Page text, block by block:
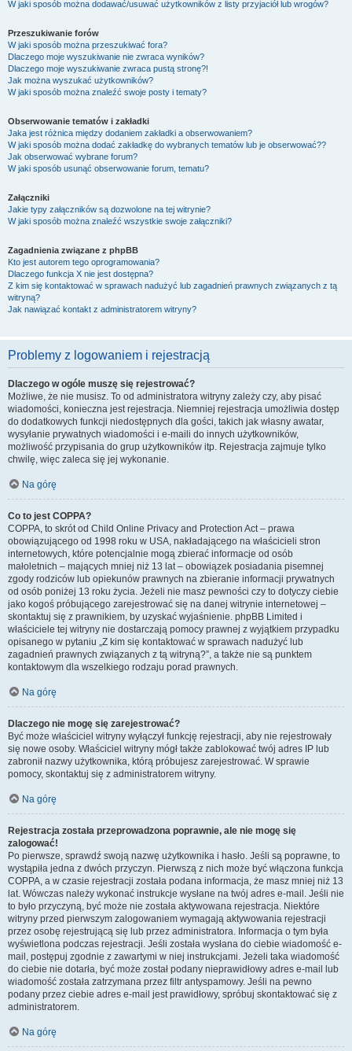
W jaki sposób można dodawać/usuwać użytkowników z listy przyjaciół lub wrogów?
Przeszukiwanie forów
W jaki sposób można przeszukiwać fora?
Dlaczego moje wyszukiwanie nie zwraca wyników?
Dlaczego moje wyszukiwanie zwraca pustą stronę?!
Jak można wyszukać użytkowników?
W jaki sposób można znaleźć swoje posty i tematy?
Obserwowanie tematów i zakładki
Jaka jest różnica między dodaniem zakładki a obserwowaniem?
W jaki sposób można dodać zakładkę do wybranych tematów lub je obserwować??
Jak obserwować wybrane forum?
W jaki sposób usunąć obserwowanie forum, tematu?
Załączniki
Jakie typy załączników są dozwolone na tej witrynie?
W jaki sposób można znaleźć wszystkie swoje załączniki?
Zagadnienia związane z phpBB
Kto jest autorem tego oprogramowania?
Dlaczego funkcja X nie jest dostępna?
Z kim się kontaktować w sprawach nadużyć lub zagadnień prawnych związanych z tą
witryną?
Jak nawiązać kontakt z administratorem witryny?
Problemy z logowaniem i rejestracją
Dlaczego w ogóle muszę się rejestrować?
Możliwe, że nie musisz. To od administratora witryny zależy czy, aby pisać
wiadomości, konieczna jest rejestracja. Niemniej rejestracja umożliwia dostęp
do dodatkowych funkcji niedostępnych dla gości, takich jak własny awatar,
wysyłanie prywatnych wiadomości i e-maili do innych użytkowników,
możliwość przypisania do grup użytkowników itp. Rejestracja zajmuje tylko
chwilę, więc zaleca się jej wykonanie.
Na górę
Co to jest COPPA?
COPPA, to skrót od Child Online Privacy and Protection Act – prawa
obowiązującego od 1998 roku w USA, nakładającego na właścicieli stron
internetowych, które potencjalnie mogą zbierać informacje od osób
małoletnich – mających mniej niż 13 lat – obowiązek posiadania pisemnej
zgody rodziców lub opiekunów prawnych na zbieranie informacji prywatnych
od osób poniżej 13 roku życia. Jeżeli nie masz pewności czy to dotyczy ciebie
jako kogoś próbującego zarejestrować się na danej witrynie internetowej –
skontaktuj się z prawnikiem, by uzyskać wyjaśnienie. phpBB Limited i
właściciele tej witryny nie dostarczają pomocy prawnej z wyjątkiem przypadku
opisanego w pytaniu „Z kim się kontaktować w sprawach nadużyć lub
zagadnień prawnych związanych z tą witryną?”, a także nie są punktem
kontaktowym dla wszelkiego rodzaju porad prawnych.
Na górę
Dlaczego nie mogę się zarejestrować?
Być może właściciel witryny wyłączył funkcję rejestracji, aby nie rejestrowały
się nowe osoby. Właściciel witryny mógł także zablokować twój adres IP lub
zabronił nazwy użytkownika, którą próbujesz zarejestrować. W sprawie
pomocy, skontaktuj się z administratorem witryny.
Na górę
Rejestracja została przeprowadzona poprawnie, ale nie mogę się
zalogować!
Po pierwsze, sprawdź swoją nazwę użytkownika i hasło. Jeśli są poprawne, to
wystąpiła jedna z dwóch przyczyn. Pierwszą z nich może być włączona funkcja
COPPA, a w czasie rejestracji została podana informacja, że masz mniej niż 13
lat. Wówczas należy wykonać instrukcje wysłane na twój adres e-mail. Jeśli nie
to było przyczyną, być może nie została aktywowana rejestracja. Niektóre
witryny przed pierwszym zalogowaniem wymagają aktywowania rejestracji
przez osobę rejestrującą się lub przez administratora. Informacja o tym była
wyświetlona podczas rejestracji. Jeśli została wysłana do ciebie wiadomość e-
mail, postępuj zgodnie z zawartymi w niej instrukcjami. Jeżeli taka wiadomość
do ciebie nie dotarła, być może został podany nieprawidłowy adres e-mail lub
wiadomość została zatrzymana przez filtr antyspamowy. Jeśli na pewno
podany przez ciebie adres e-mail jest prawidłowy, spróbuj skontaktować się z
administratorem.
Na górę